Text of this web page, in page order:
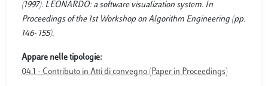
(1997). LEONARDO: a software visualization system. In
Proceedings of the 1st Workshop on Algorithm Engineering (pp.
146- 155).
Appare nelle tipologie:
04.1 - Contributo in Atti di convegno (Paper in Proceedings)